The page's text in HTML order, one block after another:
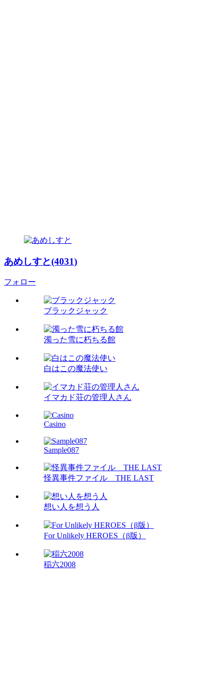
あめしすと(4031)
フォロー
ブラックジャック
濁った雪に朽ちる館
白はこの魔法使い
イマカド荘の管理人さん
Casino
Sample087
怪異事件ファイル THE LAST
想い人を想う人
For Unlikely HEROES（β版）
稲六2008